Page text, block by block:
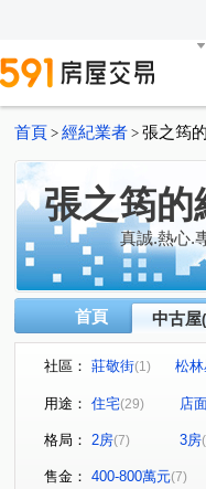
首頁 > 經紀業者 > 張之筠
張之筠的
真誠.熱心.
首頁 中古屋
社區： 莊敬街(1) 松
新豐一號
美居上德湛
新生二路(1)
用途： 住宅(29) 店
格局： 2房(7) 3房
售金： 400-800萬元(7)